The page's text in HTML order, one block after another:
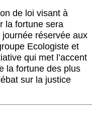
de loi visant à
la fortune sera
réservée aux
Ecologiste et
qui met l’accent
la fortune des plus
sur la justice